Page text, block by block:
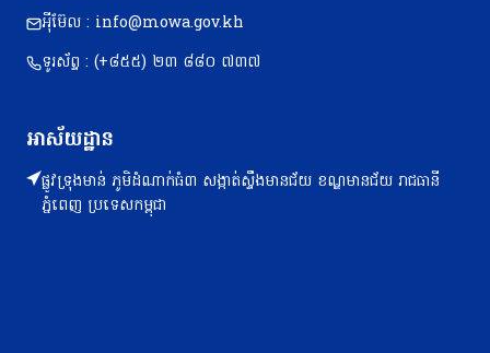
អុីម៊ែល : info@mowa.gov.kh
ទូរស័ព្ទ : (+៨៥៥) ២៣​ ៨៨០ ៧៣៧
អាស័យដ្ឋាន
ផ្លូវទ្រុងមាន់ ភូមិដំណាក់ធំ៣ សង្កាត់ស្ទឹងមានជ័យ ខណ្ឌមានជ័យ រាជធានី
ភ្នំពេញ ប្រទេសកម្ពុជា